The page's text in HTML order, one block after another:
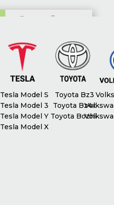
Харьков:
ул. Полтавское
Tesla Model S
Tesla Model 3
Tesla Model Y
Tesla Model X
Toyota Bz3
Toyota Bz4x
Toyota Bozhi